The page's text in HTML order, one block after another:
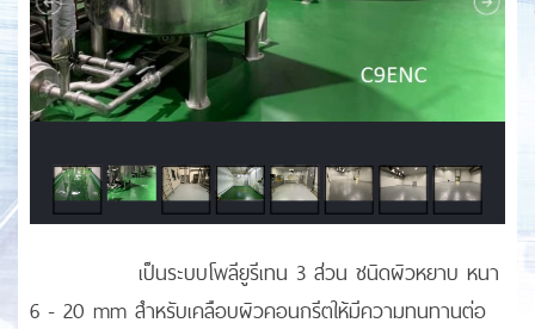
เป็นระบบโพลียูรีเทน 3 ส่วน ชนิดผิวหยาบ หนา
6 - 20 mm สำหรับเคลือบผิวคอนกรีตให้มีความทนทานต่อ